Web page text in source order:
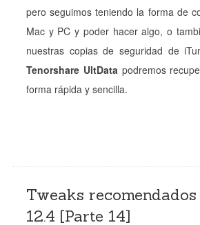
pero seguimos teniendo la forma de
Mac y PC y poder hacer algo, o
nuestras copias de seguridad de
Tenorshare UltDatapodremos
forma rápida y sencilla.
Tweaks
12.4 [Parte 14]